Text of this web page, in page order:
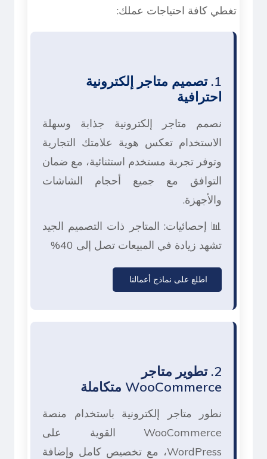
تغطي كافة احتياجات عملك:
1. تصميم متاجر إلكترونية
احترافية
نصمم متاجر إلكترونية جذابة وسهلة
الاستخدام تعكس هوية علامتك التجارية
وتوفر تجربة مستخدم استثنائية، مع ضمان
التوافق مع جميع أحجام الشاشات
والأجهزة.
📊 إحصائيات: المتاجر ذات التصميم الجيد
تشهد زيادة في المبيعات تصل إلى 40%
اطلع على نماذج أعمالنا
2. تطوير متاجر
WooCommerce متكاملة
نطور متاجر إلكترونية باستخدام منصة
WooCommerce القوية على
WordPress، مع تخصيص كامل وإضافة